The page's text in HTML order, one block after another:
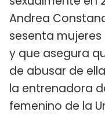
Andrea
sesenta
y que asegura
de abusar de
la entrenadora
femenino de la